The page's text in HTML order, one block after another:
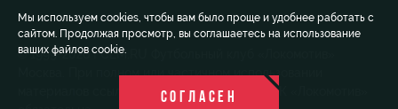
Мы используем cookies, чтобы вам было проще и удобнее работать с
сайтом. Продолжая просмотр, вы соглашаетесь на использование
ваших файлов cookie.
СОГЛАСЕН
© 1999-2026 FCLM.RU Футбольный клуб «Локомотив»
Москва. При полном или частичном использовании
материалов ссылка на официальный сайт ФК «Локомотив»